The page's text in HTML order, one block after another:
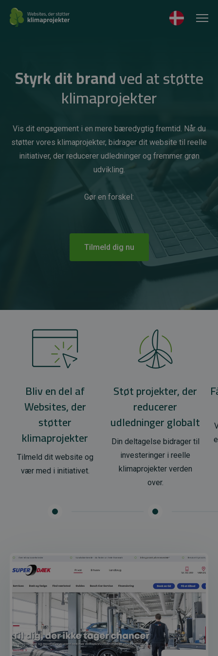
Styrk dit brandved at støtte
klimaprojekter
Vis dit engagement i en mere bæredygtig fremtid. Når du
støtter vores klimaprojekter, bidrager dit website til reelle
initiativer, der reducerer udledninger og fremmer grøn
udvikling.
Gør en forskel:
Tilmeld dig nu
Bliv en del af
Websites, der
støtter
klimaprojekter
Tilmeld dit website og
vær med i initiativet.
Støt projekter, der
reducerer
udledninger globalt
Din deltagelse bidrager til
investeringer i reelle
klimaprojekter verden
over.